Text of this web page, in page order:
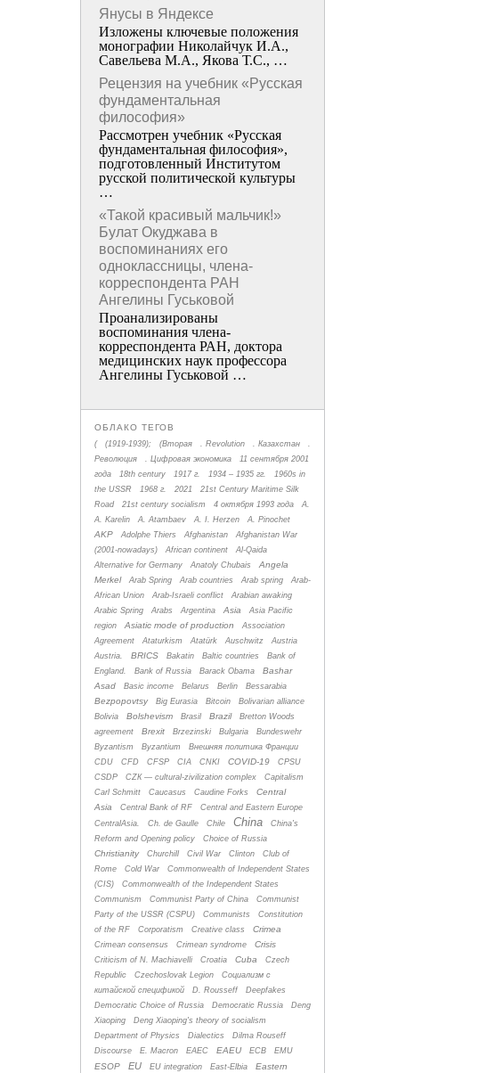
Янусы в Яндексе
Изложены ключевые положения
монографии Николайчук И.А.,
Савельева М.А., Якова Т.С., …
Рецензия на учебник «Русская
фундаментальная
философия»
Рассмотрен учебник «Русская
фундаментальная философия»,
подготовленный Институтом
русской политической культуры
…
«Такой красивый мальчик!»
Булат Окуджава в
воспоминаниях его
одноклассницы, члена-
корреспондента РАН
Ангелины Гуськовой
Проанализированы
воспоминания члена­
корреспондента РАН, доктора
медицинских наук профессора
Ангелины Гуськовой …
ОБЛАКО ТЕГОВ
( (1919-1939); (Вторая . Revolution . Казахстан
.
Революция
. Цифровая экономика
11 сентября 2001
года
18th century 1917 г. 1934 – 1935 гг.
1960s in
the USSR
1968 г. 2021
21st Century Maritime Silk
Road
21st century socialism 4 октября 1993 года
A.
A. Karelin
A. Atambaev A. I. Herzen A. Pinochet
AKP Adolphe Thiers Afghanistan
Afghanistan War
(2001-nowadays)
African continent
Al-Qaida
Alternative for Germany
Anatoly Chubais
Angela
Merkel
Arab Spring Arab countries Arab spring
Arab-
African Union
Arab-Israeli conflict
Arabian awaking
Arabic Spring
Arabs Argentina Asia
Asia Pacific
region
Asiatic mode of production
Association
Agreement
Ataturkism Atatürk Auschwitz
Austria
Austria.
BRICS Bakatin Baltic countries
Bank of
England.
Bank of Russia Barack Obama
Bashar
Asad
Basic income Belarus Berlin Bessarabia
Bezpopovtsy Big Eurasia Bitcoin
Bolivarian alliance
Bolivia
Bolshevism Brasil Brazil
Bretton Woods
agreement
Brexit Brzezinski Bulgaria
Bundeswehr
Byzantism
Byzantium
Bнешняя политика Франции
CDU
CFD CFSP CIA CNKI COVID-19
CPSU
CSDP
CZК — cultural-zivilization complex
Capitalism
Carl Schmitt
Caucasus Caudine Forks
Central
Asia
Central Bank of RF
Central and Eastern Europe
CentralAsia.
Ch. de Gaulle Chile China
China's
Reform and Opening policy
Choice of Russia
Christianity Churchill Civil War Clinton
Club of
Rome
Cold War
Commonwealth of Independent States
(CIS)
Commonwealth of the Independent States
Communism
Communist Party of China
Communist
Party of the USSR (CSPU)
Communists
Constitution
of the RF
Corporatism Creative class Crimea
Crimean consensus Crimean syndrome Crisis
Criticism of N. Machiavelli Croatia Cuba
Czech
Republic
Czechoslovak Legion
Cоциализм с
китайской спецификой
D. Rousseff
Deepfakes
Democratic Choice of Russia
Democratic Russia
Deng
Xiaoping
Deng Xiaoping's theory of socialism
Department of Physics
Dialectics
Dilma Rouseff
Discourse
E. Macron EAEC EAEU ECB EMU
ESOP EU EU integration East-Elbia
Eastern